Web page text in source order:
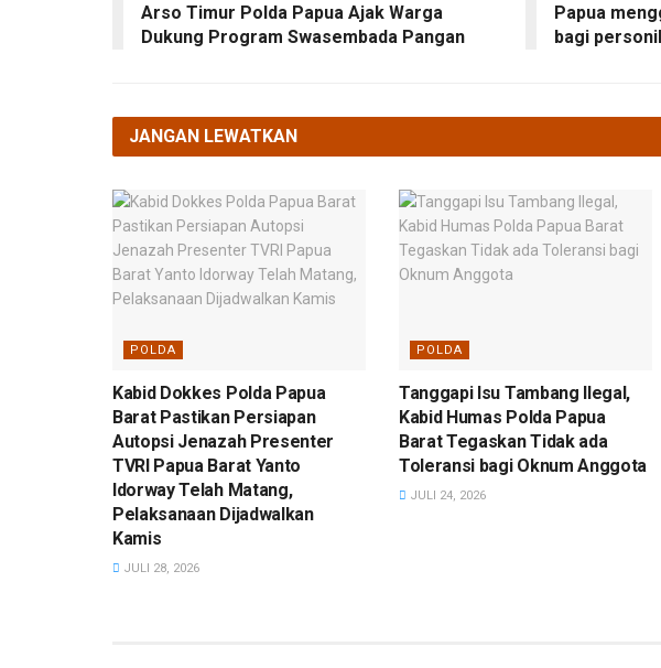
Arso Timur Polda Papua Ajak Warga
Dukung Program Swasembada Pangan
Papua
bagi
JANGAN LEWATKAN
POLDA
Kabid Dokkes Polda Papua
Barat Pastikan Persiapan
Autopsi Jenazah Presenter
TVRI Papua Barat Yanto
Idorway Telah Matang,
Pelaksanaan Dijadwalkan
Kamis
JULI 28, 2026
POLDA
Tanggapi Isu Tambang Ilegal,
Kabid Humas Polda Papua
Barat Tegaskan Tidak ada
Toleransi bagi Oknum Anggota
JULI 24, 2026